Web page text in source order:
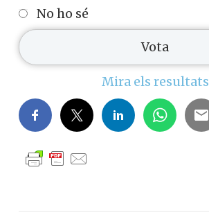
No ho sé
Mira els resultats